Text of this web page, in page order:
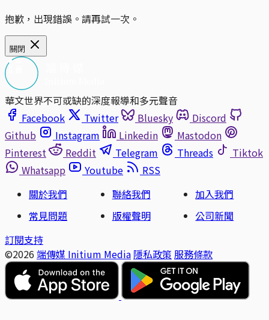
抱歉，出現錯誤。請再試一次。
關閉
華文世界不可或缺的深度報導和多元聲音
Facebook
Twitter Bluesky
Discord
Github
Instagram Linkedin
Mastodon
Pinterest
Reddit Telegram Threads
Tiktok
Whatsapp
Youtube
RSS
關於我們
聯絡我們
加入我們
常見問題
版權聲明
公司新聞
訂閱支持
©2026 端傳媒 Initium Media 隱私政策 服務條款